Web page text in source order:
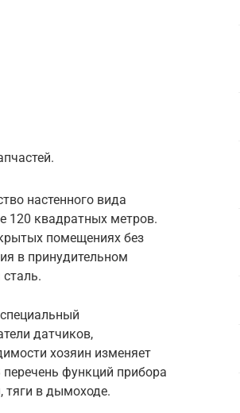
настенного вида
120 квадратных метров.
помещениях без
в принудительном
датчиков,
хозяин изменяет
функций прибора
тяги в дымоходе.